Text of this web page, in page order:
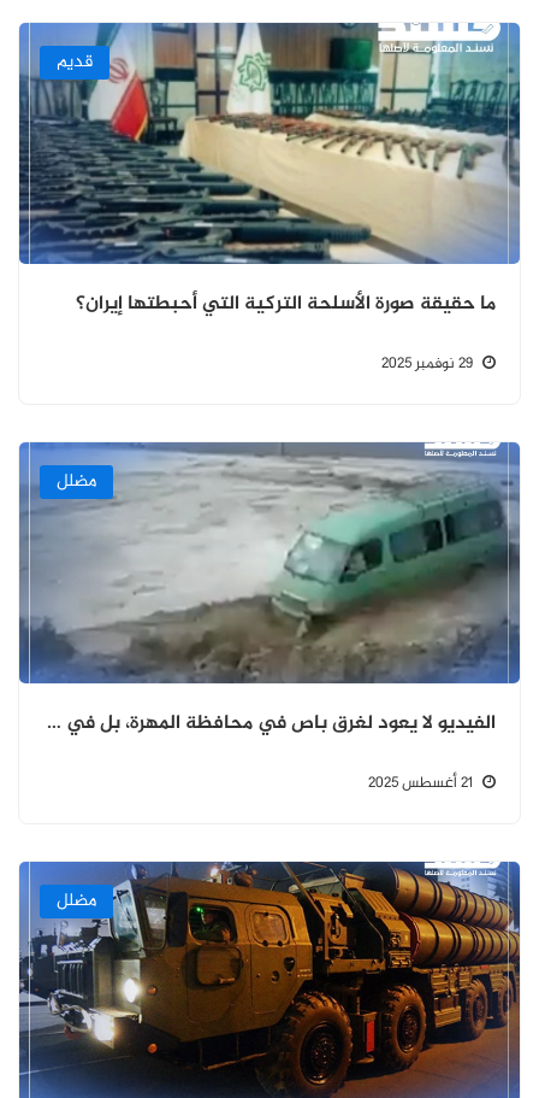
قديم
ما حقيقة صورة الأسلحة التركية التي أحبطتها إيران؟
مضلل
الفيديو لا يعود لغرق باص في محافظة المهرة، بل في مدينة مشهد الإيرانية في يوليو 2022.
مضلل